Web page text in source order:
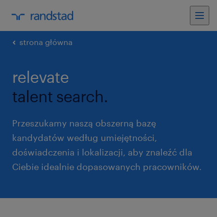
strona główna
relevate
talent search.
Przeszukamy naszą obszerną bazę
kandydatów według umiejętności,
doświadczenia i lokalizacji, aby znaleźć dla
Ciebie idealnie dopasowanych pracowników.